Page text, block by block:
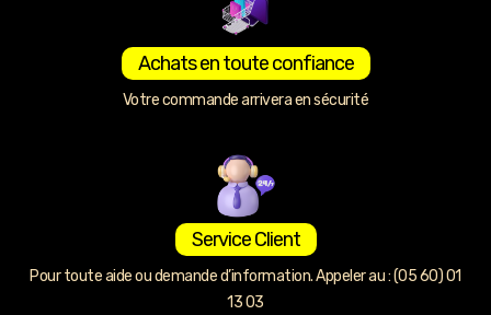
Achats en toute confiance
Votre commande arrivera en sécurité
Service Client
Pour toute aide ou demande d’information. Appeler au : (05 60) 01
13 03